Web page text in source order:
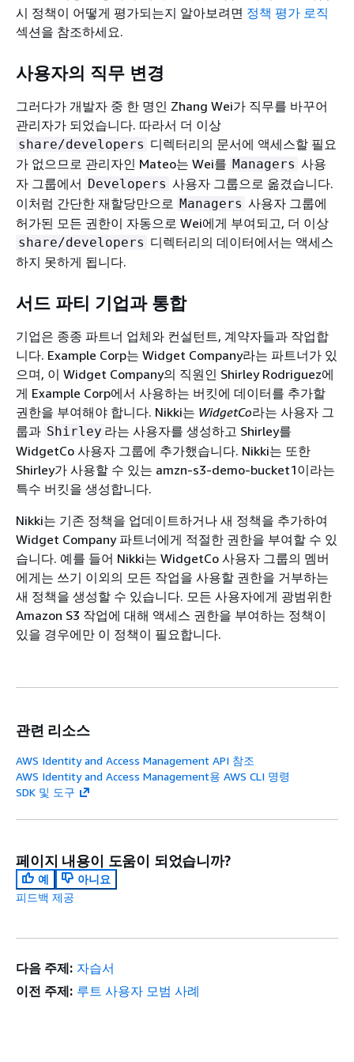
시 정책이 어떻게 평가되는지 알아보려면 정책 평가 로직
섹션을 참조하세요.
사용자의 직무 변경
그러다가 개발자 중 한 명인 Zhang Wei가 직무를 바꾸어
관리자가 되었습니다. 따라서 더 이상
share/developers 디렉터리의 문서에 액세스할 필요
가 없으므로 관리자인 Mateo는 Wei를 Managers 사용
자 그룹에서 Developers 사용자 그룹으로 옮겼습니다.
이처럼 간단한 재할당만으로 Managers 사용자 그룹에
허가된 모든 권한이 자동으로 Wei에게 부여되고, 더 이상
share/developers 디렉터리의 데이터에서는 액세스
하지 못하게 됩니다.
서드 파티 기업과 통합
기업은 종종 파트너 업체와 컨설턴트, 계약자들과 작업합
니다. Example Corp는 Widget Company라는 파트너가 있
으며, 이 Widget Company의 직원인 Shirley Rodriguez에
게 Example Corp에서 사용하는 버킷에 데이터를 추가할
권한을 부여해야 합니다. Nikki는 WidgetCo라는 사용자 그
룹과 Shirley 라는 사용자를 생성하고 Shirley를
WidgetCo 사용자 그룹에 추가했습니다. Nikki는 또한
Shirley가 사용할 수 있는 amzn-s3-demo-bucket1이라는
특수 버킷을 생성합니다.
Nikki는 기존 정책을 업데이트하거나 새 정책을 추가하여
Widget Company 파트너에게 적절한 권한을 부여할 수 있
습니다. 예를 들어 Nikki는 WidgetCo 사용자 그룹의 멤버
에게는 쓰기 이외의 모든 작업을 사용할 권한을 거부하는
새 정책을 생성할 수 있습니다. 모든 사용자에게 광범위한
Amazon S3 작업에 대해 액세스 권한을 부여하는 정책이
있을 경우에만 이 정책이 필요합니다.
관련 리소스
AWS Identity and Access Management API 참조
AWS Identity and Access Management용 AWS CLI 명령
SDK 및 도구
페이지 내용이 도움이 되었습니까?
예
아니요
피드백 제공
다음 주제: 자습서
이전 주제: 루트 사용자 모범 사례